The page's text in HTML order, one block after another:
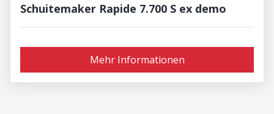
Schuitemaker Rapide 7.700 S ex demo
Mehr Informationen